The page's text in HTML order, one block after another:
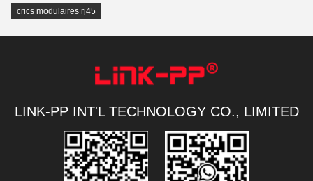
crics modulaires rj45
LINK-PP INT'L TECHNOLOGY CO., LIMITED